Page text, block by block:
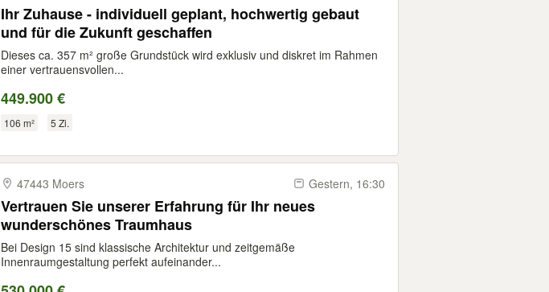
Ihr Zuhause - individuell geplant, hochwertig gebaut
und für die Zukunft geschaffen
Dieses ca. 357 m² große Grundstück wird exklusiv und diskret im Rahmen
einer vertrauensvollen...
449.900 €
106 m² 5 Zi.
47443 Moers Gestern, 16:30
Vertrauen Sie unserer Erfahrung für Ihr neues
wunderschönes Traumhaus
Bei Design 15 sind klassische Architektur und zeitgemäße
Innenraumgestaltung perfekt aufeinander...